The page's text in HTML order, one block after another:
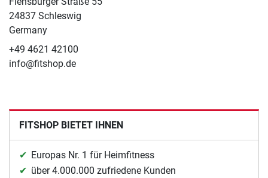
24837 Schleswig
Germany
+49 4621 42100
info@fitshop.de
FITSHOP BIETET IHNEN
Europas Nr. 1 für Heimfitness
über 4.000.000 zufriedene Kunden